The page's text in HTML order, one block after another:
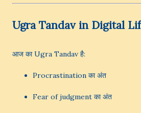
Ugra Tandav in Digital
आज का Ugra Tandav है:
Procrastination का अंत
Fear of judgment का अंत